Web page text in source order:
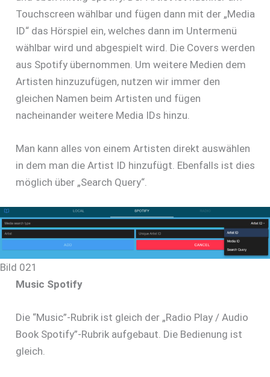
Touchscreen wählbar und fügen dann mit der „Media
ID“ das Hörspiel ein, welches dann im Untermenü
wählbar wird und abgespielt wird. Die Covers werden
aus Spotify übernommen. Um weitere Medien dem
Artisten hinzuzufügen, nutzen wir immer den
gleichen Namen beim Artisten und fügen
nacheinander weitere Media IDs hinzu.
Man kann alles von einem Artisten direkt auswählen
in dem man die Artist ID hinzufügt. Ebenfalls ist dies
möglich über „Search Query“.
Bild 021
Music Spotify
Die “Music”-Rubrik ist gleich der „Radio Play / Audio
Book Spotify”-Rubrik aufgebaut. Die Bedienung ist
gleich.